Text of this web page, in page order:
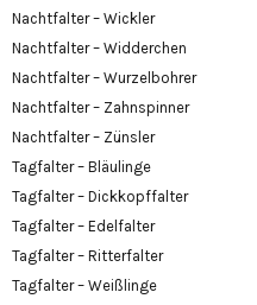
Nachtfalter – Wickler
Nachtfalter – Widderchen
Nachtfalter – Wurzelbohrer
Nachtfalter – Zahnspinner
Nachtfalter – Zünsler
Tagfalter – Bläulinge
Tagfalter – Dickkopffalter
Tagfalter – Edelfalter
Tagfalter – Ritterfalter
Tagfalter – Weißlinge